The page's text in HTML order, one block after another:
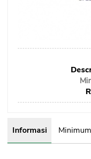
Assets Crypto
Asuransi
Informasi